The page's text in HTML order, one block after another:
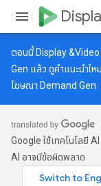
ตอนนี้ Display
Gen แล้ว ดูคำแนะนำให
โฆษณา Demand Gen
Google ใช้เทคโนโลยี
AI อาจมีข้อผิดพลาด